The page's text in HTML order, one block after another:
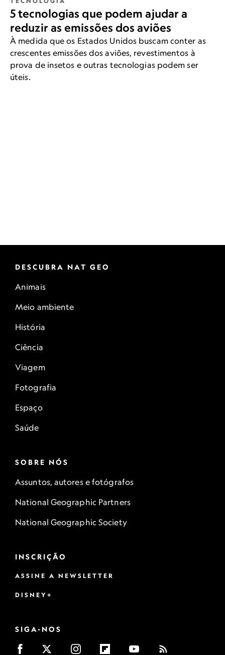
5 tecnologias que podem ajudar a
reduzir as emissões dos aviões
À medida que os Estados Unidos buscam conter as
crescentes emissões dos aviões, revestimentos à
prova de insetos e outras tecnologias podem ser
úteis.
DESCUBRA NAT GEO
Animais
Meio ambiente
História
Ciência
Viagem
Fotografia
Espaço
Saúde
SOBRE NÓS
Assuntos, autores e fotógrafos
National Geographic Partners
National Geographic Society
INSCRIÇÃO
ASSINE A NEWSLETTER
DISNEY+
SIGA-NOS